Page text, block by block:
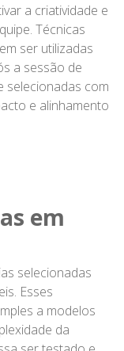
a criatividade e
Técnicas
ser utilizadas
a sessão de
selecionadas com
e alinhamento
em
selecionadas
Esses
a modelos
da